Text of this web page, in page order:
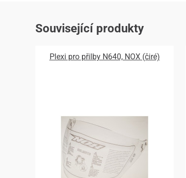
Související produkty
Plexi pro přilby N640, NOX (čiré)